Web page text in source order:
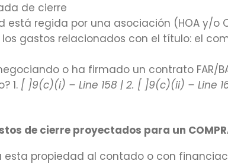
de cierre
está regida por una asociación (HOA y/o
gastos relacionados con el título: el
o ha firmado un contrato FAR/
1. [ ]9(c)(i) – Line 158 | 2. [ ]9(c)(ii) – Line
de cierre proyectados para un
esta propiedad al contado o con